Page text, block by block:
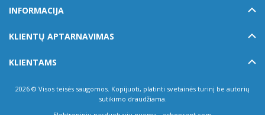
INFORMACIJA
KLIENTŲ APTARNAVIMAS
KLIENTAMS
2026 © Visos teisės saugomos. Kopijuoti, platinti svetainės turinį be autorių
sutikimo draudžiama.